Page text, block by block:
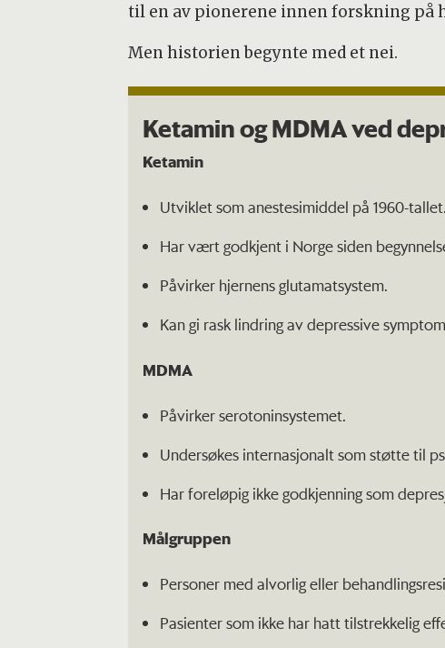
til en av pionerene innen forskning på
Men historien begynte med et nei.
Ketamin og MDMA ved
Ketamin
Utviklet som anestesimiddel på 1960-tallet.
Har vært godkjent i Norge siden
Påvirker hjernens glutamatsystem.
Kan gi rask lindring av depressive
MDMA
Påvirker serotoninsystemet.
Undersøkes internasjonalt som støtte til
Har foreløpig ikke godkjenning som
Målgruppen
Personer med alvorlig eller
Pasienter som ikke har hatt tilstrekkelig